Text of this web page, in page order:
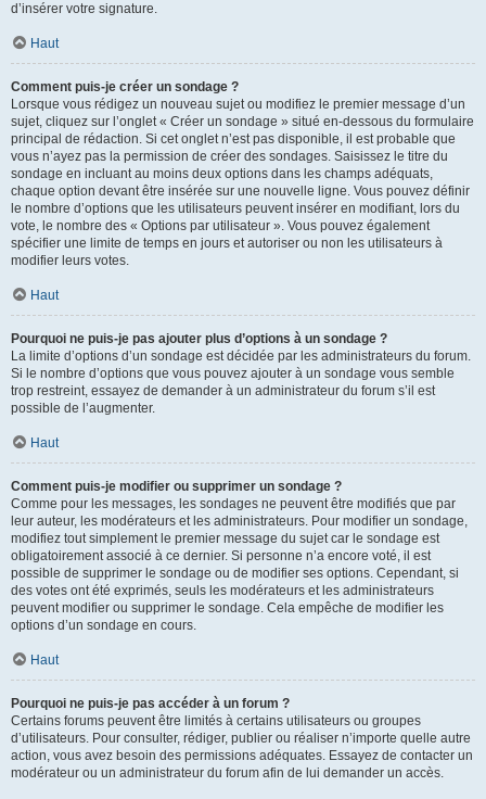
d’insérer votre signature.
Haut
Comment puis-je créer un sondage ?
Lorsque vous rédigez un nouveau sujet ou modifiez le premier message d’un
sujet, cliquez sur l’onglet « Créer un sondage » situé en-dessous du formulaire
principal de rédaction. Si cet onglet n’est pas disponible, il est probable que
vous n’ayez pas la permission de créer des sondages. Saisissez le titre du
sondage en incluant au moins deux options dans les champs adéquats,
chaque option devant être insérée sur une nouvelle ligne. Vous pouvez définir
le nombre d’options que les utilisateurs peuvent insérer en modifiant, lors du
vote, le nombre des « Options par utilisateur ». Vous pouvez également
spécifier une limite de temps en jours et autoriser ou non les utilisateurs à
modifier leurs votes.
Haut
Pourquoi ne puis-je pas ajouter plus d’options à un sondage ?
La limite d’options d’un sondage est décidée par les administrateurs du forum.
Si le nombre d’options que vous pouvez ajouter à un sondage vous semble
trop restreint, essayez de demander à un administrateur du forum s’il est
possible de l’augmenter.
Haut
Comment puis-je modifier ou supprimer un sondage ?
Comme pour les messages, les sondages ne peuvent être modifiés que par
leur auteur, les modérateurs et les administrateurs. Pour modifier un sondage,
modifiez tout simplement le premier message du sujet car le sondage est
obligatoirement associé à ce dernier. Si personne n’a encore voté, il est
possible de supprimer le sondage ou de modifier ses options. Cependant, si
des votes ont été exprimés, seuls les modérateurs et les administrateurs
peuvent modifier ou supprimer le sondage. Cela empêche de modifier les
options d’un sondage en cours.
Haut
Pourquoi ne puis-je pas accéder à un forum ?
Certains forums peuvent être limités à certains utilisateurs ou groupes
d’utilisateurs. Pour consulter, rédiger, publier ou réaliser n’importe quelle autre
action, vous avez besoin des permissions adéquates. Essayez de contacter un
modérateur ou un administrateur du forum afin de lui demander un accès.